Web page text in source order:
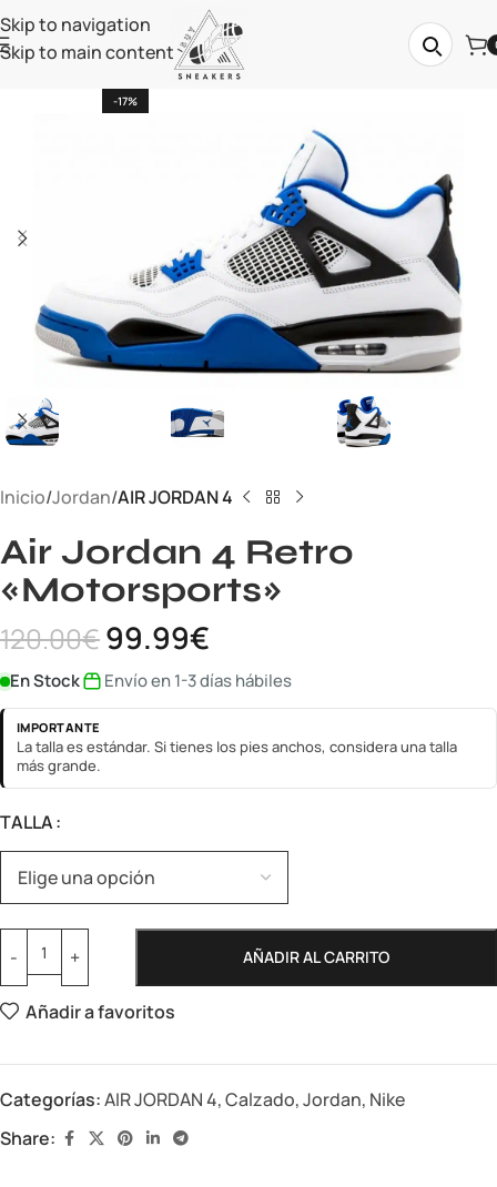
Skip to navigation
Skip to main content
-17%
Inicio Jordan AIR JORDAN 4
Air Jordan 4 Retro
«Motorsports»
120.00€99.99€
En Stock Envío en 1-3 días hábiles
IMPORTANTE
La talla es estándar. Si tienes los pies anchos, considera una talla
más grande.
TALLA
AÑADIR AL CARRITO
Añadir a favoritos
Categorías:AIR JORDAN 4,Calzado,Jordan, Nike
Share: